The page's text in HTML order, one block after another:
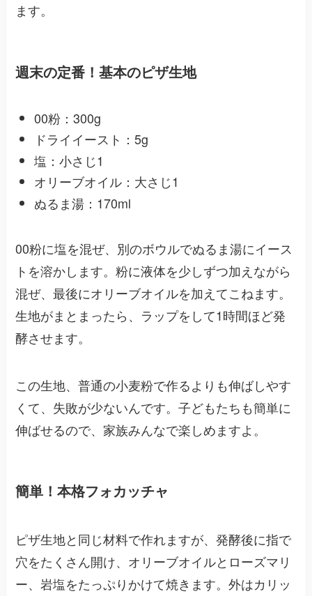
ます。
週末の定番！基本のピザ生地
00粉：300g
ドライイースト：5g
塩：小さじ1
オリーブオイル：大さじ1
ぬるま湯：170ml
00粉に塩を混ぜ、別のボウルでぬるま湯にイース
トを溶かします。粉に液体を少しずつ加えながら
混ぜ、最後にオリーブオイルを加えてこねます。
生地がまとまったら、ラップをして1時間ほど発
酵させます。
この生地、普通の小麦粉で作るよりも伸ばしやす
くて、失敗が少ないんです。子どもたちも簡単に
伸ばせるので、家族みんなで楽しめますよ。
簡単！本格フォカッチャ
ピザ生地と同じ材料で作れますが、発酵後に指で
穴をたくさん開け、オリーブオイルとローズマリ
ー、岩塩をたっぷりかけて焼きます。外はカリッ